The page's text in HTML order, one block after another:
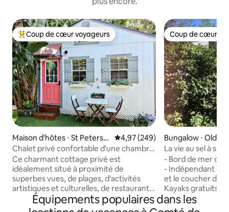
Coups de cœur voyageurs les plus appréciés
Coup de cœur voyageurs
Maison d'hôtes ⋅ St Petersb
urg
Évaluation moyenne sur la
4,97 (249)
Chalet privé confortable d'une chambre
situé au centre !
Ce charmant cottage privé est
idéalement situé à proximité de
superbes vues, de plages, d'activités
artistiques et culturelles, de restaurants
et d'une variété d'activités familiales. Les
voyageurs apprécient ce logement pour
Coup de cœur
Coup de cœur
Bungalow ⋅
La vie au sel à
- Bord de mer de
- Indépendant -
et le coucher du
Kayaks gratuits -
YouTube -
Chambre
Équipements populaires dans les